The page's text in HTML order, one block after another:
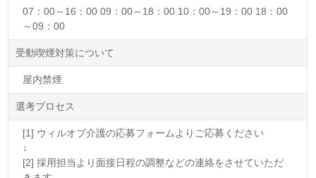
07：00～16：00 09：00～18：00 10：00～19：00 18：00
～09：00
受動喫煙対策について
屋内禁煙
選考プロセス
[1] ウィルオブ介護の応募フォームよりご応募ください
↓
[2] 採用担当より面接日程の調整などの連絡をさせていただ